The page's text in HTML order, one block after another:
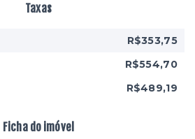
Taxas
R$353,75
R$554,70
R$489,19
Ficha do imóvel